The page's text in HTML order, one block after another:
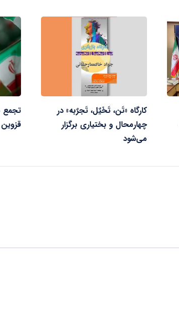
کارگاه «تَن، تَخَیٌل، تَجرٌبه» در
چهارمحال و بختیاری برگزار
می‌شود
تجمع
قزوین